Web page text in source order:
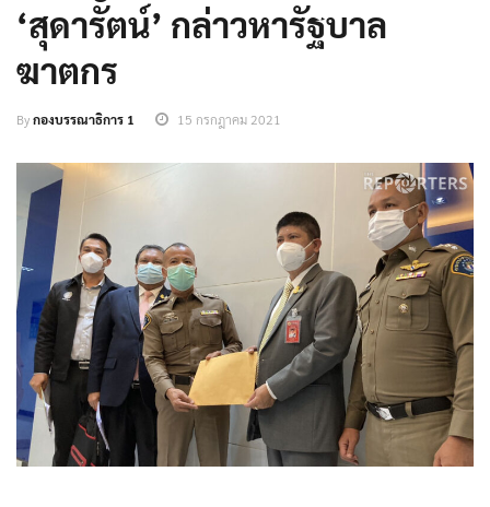
‘สุดารัตน์’ กล่าวหารัฐบาล
ฆาตกร
Byกองบรรณาธิการ 1 15 กรกฎาคม 2021